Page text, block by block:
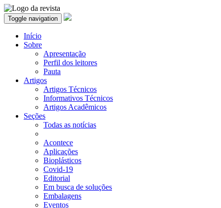
Toggle navigation
Início
Sobre
Apresentação
Perfil dos leitores
Pauta
Artigos
Artigos Técnicos
Informativos Técnicos
Artigos Acadêmicos
Seções
Todas as notícias
Acontece
Aplicações
Bioplásticos
Covid-19
Editorial
Em busca de soluções
Embalagens
Eventos